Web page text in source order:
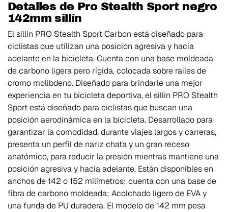
Detalles de Pro Stealth Sport negro
142mm sillín
El sillín PRO Stealth Sport Carbon está diseñado para
ciclistas que utilizan una posición agresiva y hacia
adelante en la bicicleta. Cuenta con una base moldeada
de carbono ligera pero rígida, colocada sobre railes de
cromo molibdeno. Diseñado para brindarle una mejor
experiencia en tu bicicleta deportiva, el sillín PRO Stealth
Sport está diseñado para ciclistas que buscan una
posición aerodinámica en la bicicleta. Desarrollado para
garantizar la comodidad, durante viajes largos y carreras,
presenta un perfil de nariz chata y un gran receso
anatómico, para reducir la presión mientras mantiene una
posición agresiva y hacia adelante. Están disponibles en
anchos de 142 o 152 milímetros; cuenta con una base de
fibra de carbono moldeada; Acolchado ligero de EVA y
una funda de PU duradera. El modelo de 142 mm pesa